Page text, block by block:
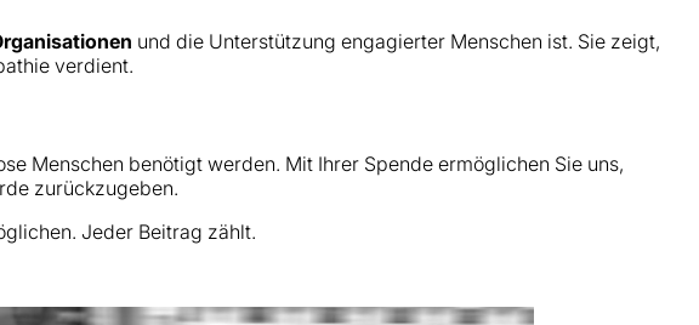
und die Unterstützung engagierter Menschen ist. Sie zeigt,
verdient.
Menschen benötigt werden. Mit Ihrer Spende ermöglichen Sie uns,
zurückzugeben.
Jeder Beitrag zählt.